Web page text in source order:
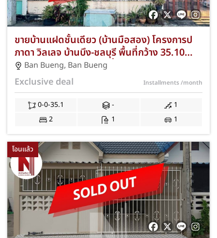
ขายบ้านแฝดชั้นเดียว (บ้านมือสอง) โครงการป
ภาดา วิลเลจ บ้านบึง-ชลบุรี พื้นที่กว้าง 35.10
ตร.ว. 2 ห้องนอน 1 ห้องน้ำ ทำเลดีซอยวัดบึงบน
ใกล้ใจกลางบ้านบึงและถนนสาย 344 แถมฟรีแอร์
และปั๊มน้ำ พร้อมโปรโมชั่นฟรีค่าโอนและจดจำ
นอง JS-312
Ban Bueng, Ban Bueng
Exclusive deal Installments/month
0-0-35.1 -
1
2
1 1
โอนแล้ว